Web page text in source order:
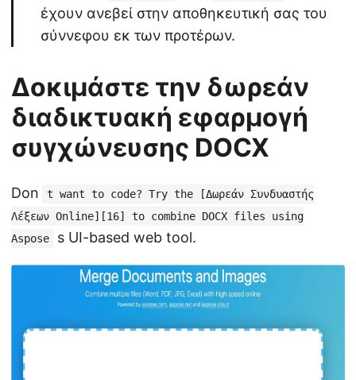
έχουν ανεβεί στην αποθηκευτική σας του
σύννεφου εκ των προτέρων.
Δοκιμάστε την δωρεάν
διαδικτυακή εφαρμογή
συγχώνευσης DOCX
Don
t want to code? Try the [Δωρεάν Συνδυαστής
Λέξεων Online][16] to combine DOCX files using
Aspose
s UI-based web tool.